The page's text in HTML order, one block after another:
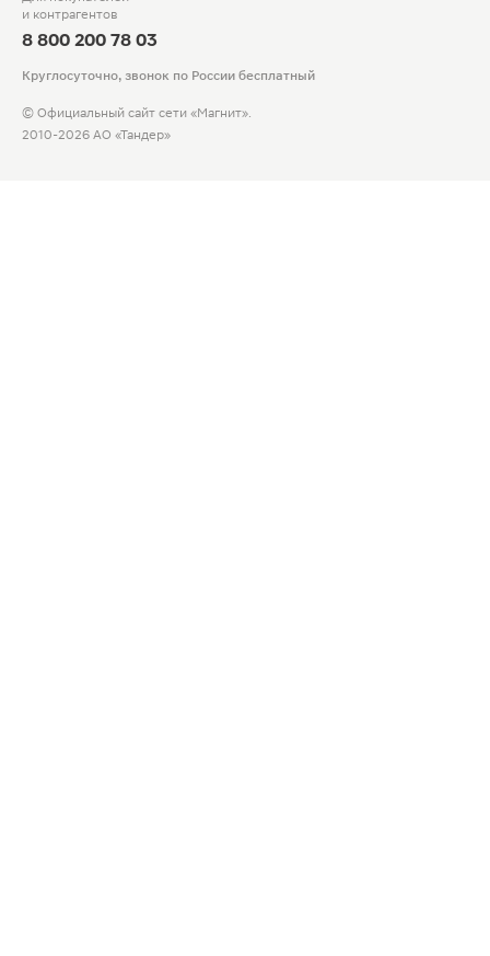
и контрагентов
8 800 200 78 03
Круглосуточно, звонок по России бесплатный
© Официальный сайт сети «Магнит».
2010-2026 АО «Тандер»